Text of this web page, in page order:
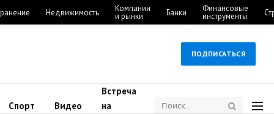
Недвижимость Компании
и рынки Банки Финансовые
инструменты
ПОДПИСАТЬСЯ
Спорт Видео
Встреча
на